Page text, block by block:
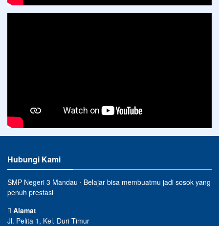
Hubungi Kami
SMP Negeri 3 Mandau ⋅ Belajar bisa membuatmu jadi sosok yang
penuh prestasi
Alamat
Jl. Pelita 1, Kel. Duri Timur